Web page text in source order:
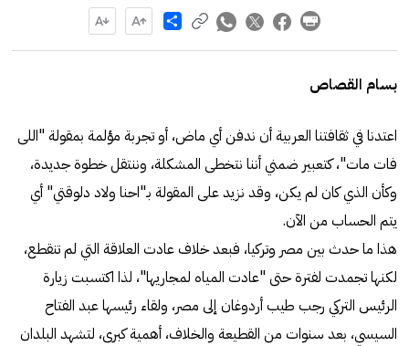
Share
بسام القصاص
اعتدنا في ثقافتنا العربية أن ندفن أي ماض، أو تجربة مؤلمة بمقولة "اللى
فات مات"، كتعبير ضمني أننا نتخطى المشكلة، وننتقل خطوة جديدة،
وكأن الذي كان لم يكن، وقد نزيد على المقولة بـ"احنا ولاد دلوقتي" أي
يتم الحساب من الآن.
هذا ما حدث بين مصر وتركيا، فبعد خلاف عادت العلاقة التي لم تنقطع،
لكنها تجمدت لفترة حتى "عادت المياه لمجاريها"، لذا اكتسبت زيارة
الرئيس التركي رجب طيب أردوغان إلى مصر، ولقاء رئيسها عبد الفتاح
السيسي، بعد سنوات من القطيعة والخلاف، أهمية كبرى، لتشهد البلدان